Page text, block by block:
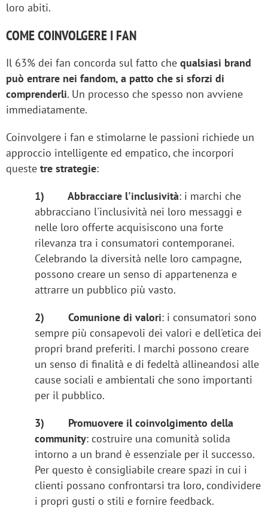
loro abiti.
COME COINVOLGERE I FAN
Il 63% dei fan concorda sul fatto che qualsiasi brand
può entrare nei fandom, a patto che si sforzi di
comprenderli. Un processo che spesso non avviene
immediatamente.
Coinvolgere i fan e stimolarne le passioni richiede un
approccio intelligente ed empatico, che incorpori
queste tre strategie:
1) Abbracciare l'inclusività: i marchi che
abbracciano l'inclusività nei loro messaggi e
nelle loro offerte acquisiscono una forte
rilevanza tra i consumatori contemporanei.
Celebrando la diversità nelle loro campagne,
possono creare un senso di appartenenza e
attrarre un pubblico più vasto.
2) Comunione di valori: i consumatori sono
sempre più consapevoli dei valori e dell'etica dei
propri brand preferiti. I marchi possono creare
un senso di finalità e di fedeltà allineandosi alle
cause sociali e ambientali che sono importanti
per il pubblico.
3) Promuovere il coinvolgimento della
community: costruire una comunità solida
intorno a un brand è essenziale per il successo.
Per questo è consigliabile creare spazi in cui i
clienti possano confrontarsi tra loro, condividere
i propri gusti o stili e fornire feedback.